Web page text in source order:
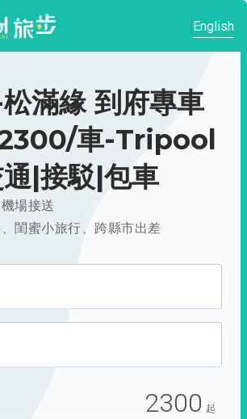
English
滿緣 到府專車
車-Tripool
|接駁|包車
場接送
閨蜜小旅行、跨縣市出差
2300 起